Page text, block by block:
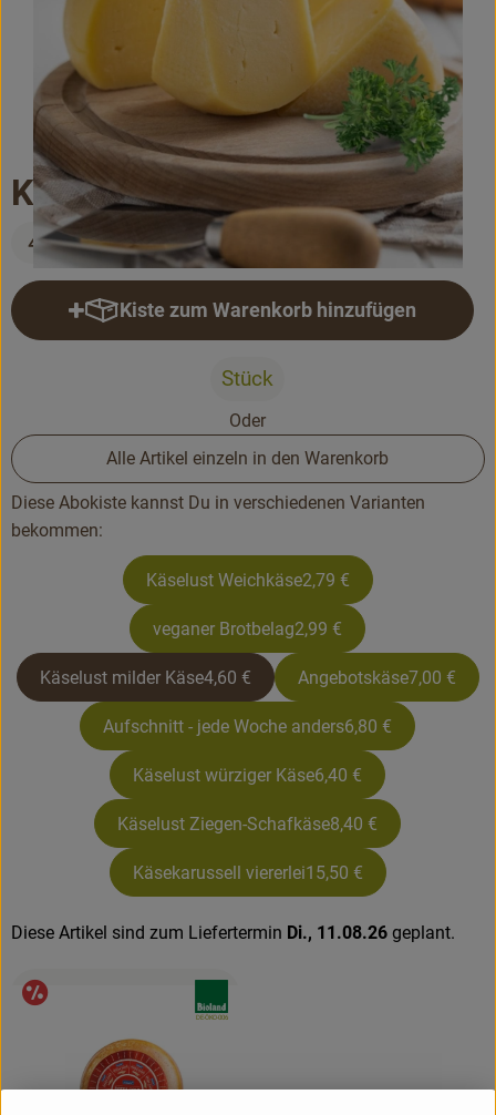
Bäckerei
Kühltheke
Vorratskammer...
Drogerie
Getränke
Alternativen zu ...
Unser Lieferservice
Über uns
Service
Rezepte
Käselust milder Käse
4,60 €
Kiste zum Warenkorb hinzufügen
Kiste zum Warenkorb
Stück
Oder
Alle Artikel einzeln in den Warenkorb
Diese Abokiste kannst Du in verschiedenen Varianten
bekommen:
Käselust Weichkäse2,79 €
veganer Brotbelag2,99 €
Käselust milder Käse4,60 € Angebotskäse7,00 €
Aufschnitt - jede Woche anders6,80 €
Käselust würziger Käse6,40 €
Käselust Ziegen-Schafkäse8,40 €
Käsekarussell viererlei15,50 €
Diese Artikel sind zum Liefertermin Di., 11.08.26 geplant.
, Kontrollstelle:
DE-ÖKO-006